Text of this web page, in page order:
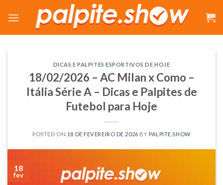
DICAS E PALPITES ESPORTIVOS DE HOJE
18/02/2026 – AC Milan x Como –
Itália Série A – Dicas e Palpites de
Futebol para Hoje
POSTED ON 18 DE FEVEREIRO DE 2026 BY PALPITE.SHOW
18
fev